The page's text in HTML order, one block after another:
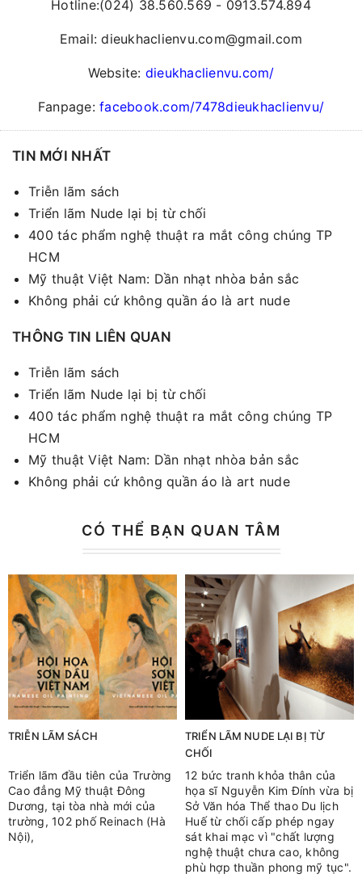
Hotline:(024) 38.560.569 - 0913.574.894
Email: dieukhaclienvu.com@gmail.com
Website: dieukhaclienvu.com/
Fanpage:facebook.com/7478dieukhaclienvu/
TIN MỚI NHẤT
Triễn lãm sách
Triển lãm Nude lại bị từ chối
400 tác phẩm nghệ thuật ra mắt công chúng TP
HCM
Mỹ thuật Việt Nam: Dần nhạt nhòa bản sắc
Không phải cứ không quần áo là art nude
THÔNG TIN LIÊN QUAN
Triễn lãm sách
Triển lãm Nude lại bị từ chối
400 tác phẩm nghệ thuật ra mắt công chúng TP
HCM
Mỹ thuật Việt Nam: Dần nhạt nhòa bản sắc
Không phải cứ không quần áo là art nude
CÓ THỂ BẠN QUAN TÂM
TRIỄN LÃM SÁCH
Triển lãm đầu tiên của Trường
Cao đẳng Mỹ thuật Đông
Dương, tại tòa nhà mới của
trường, 102 phố Reinach (Hà
Nội),
TRIỂN LÃM NUDE LẠI BỊ TỪ
CHỐI
12 bức tranh khỏa thân của
họa sĩ Nguyễn Kim Đính vừa bị
Sở Văn hóa Thể thao Du lịch
Huế từ chối cấp phép ngay
sát khai mạc vì "chất lượng
nghệ thuật chưa cao, không
phù hợp thuần phong mỹ tục".